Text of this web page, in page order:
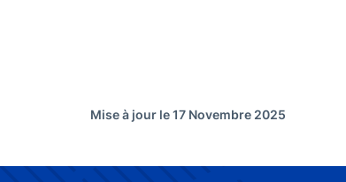
Mise à jour le 17 Novembre 2025